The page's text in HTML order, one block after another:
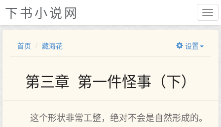
下书小说网
首页 藏海花 设置
第三章 第一件怪事（下）
这个形状非常工整，绝对不会是自然形成的。